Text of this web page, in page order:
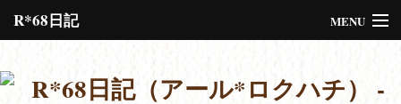
R*68日記 MENU
Please assign a menu to the primary menu location under